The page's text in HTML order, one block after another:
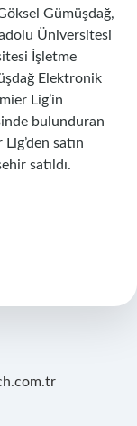
Gümüşdağ,
Üniversitesi
İşletme
Elektronik
Lig’in
bulunduran
satın
satıldı.